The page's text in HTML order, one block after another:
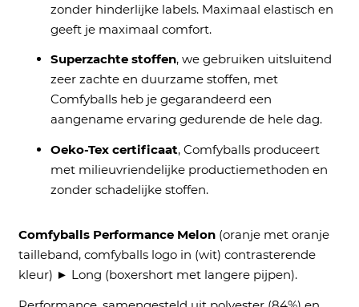
zonder hinderlijke labels. Maximaal elastisch en
geeft je maximaal comfort.
Superzachte stoffen, we gebruiken uitsluitend
zeer zachte en duurzame stoffen, met
Comfyballs heb je gegarandeerd een
aangename ervaring gedurende de hele dag.
Oeko-Tex certificaat, Comfyballs produceert
met milieuvriendelijke productiemethoden en
zonder schadelijke stoffen.
Comfyballs Performance Melon (oranje met oranje
tailleband, comfyballs logo in (wit) contrasterende
kleur) ► Long (boxershort met langere pijpen).